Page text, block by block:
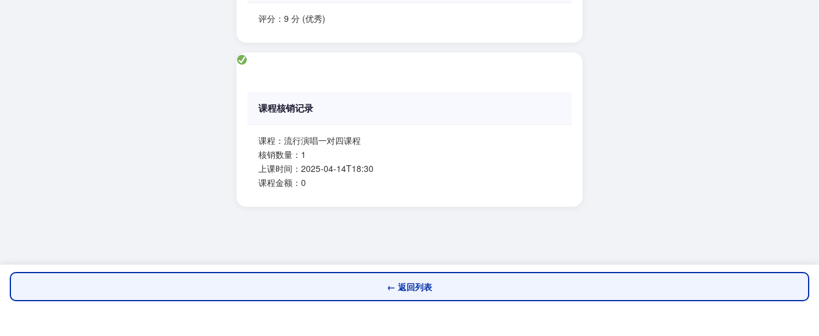
评分：9 分 (优秀)
课程核销记录
课程：流行演唱一对四课程
核销数量：1
上课时间：2025-04-14T18:30
课程金额：0
← 返回列表